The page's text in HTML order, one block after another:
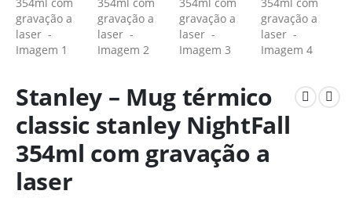
Stanley – Mug térmico
classic stanley NightFall
354ml com gravação a
laser